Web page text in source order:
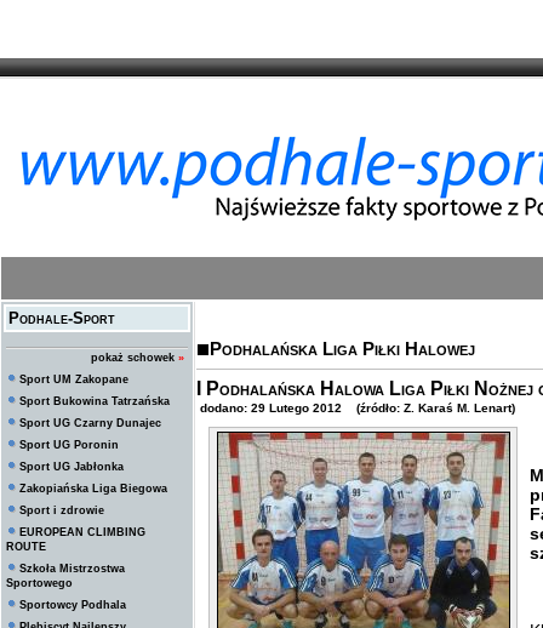
Podhale-Sport
pokaż schowek »
Sport UM Zakopane
Sport Bukowina Tatrzańska
Sport UG Czarny Dunajec
Sport UG Poronin
Sport UG Jabłonka
Zakopiańska Liga Biegowa
Sport i zdrowie
EUROPEAN CLIMBING
ROUTE
Szkoła Mistrzostwa
Sportowego
Sportowcy Podhala
Podhalańska Liga Piłki Halowej
I Podhalańska Halowa Liga Piłki Nożnej
dodano: 29 Lutego 2012 (źródło: Z. Karaś M. Lenart)